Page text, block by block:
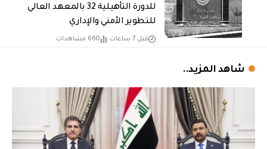
للدورة التأهيلية 32 بالمعهد العالي
للتطوير الأمني والإداري
قبل 7 ساعات 660 مشاهدات
شاهد المزيد..